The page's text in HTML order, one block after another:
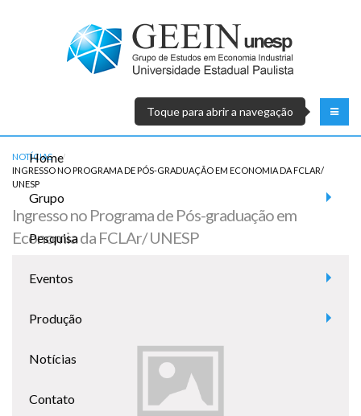
Toque para abrir a navegação
Home
Grupo
Pesquisa
Eventos
Produção
Notícias
Contato
NOTÍCIAS
ATUAL:
INGRESSO NO PROGRAMA DE PÓS-GRADUAÇÃO EM ECONOMIA DA FCLAR/
UNESP
Ingresso no Programa de Pós-graduação em
Economia da FCLAr/ UNESP